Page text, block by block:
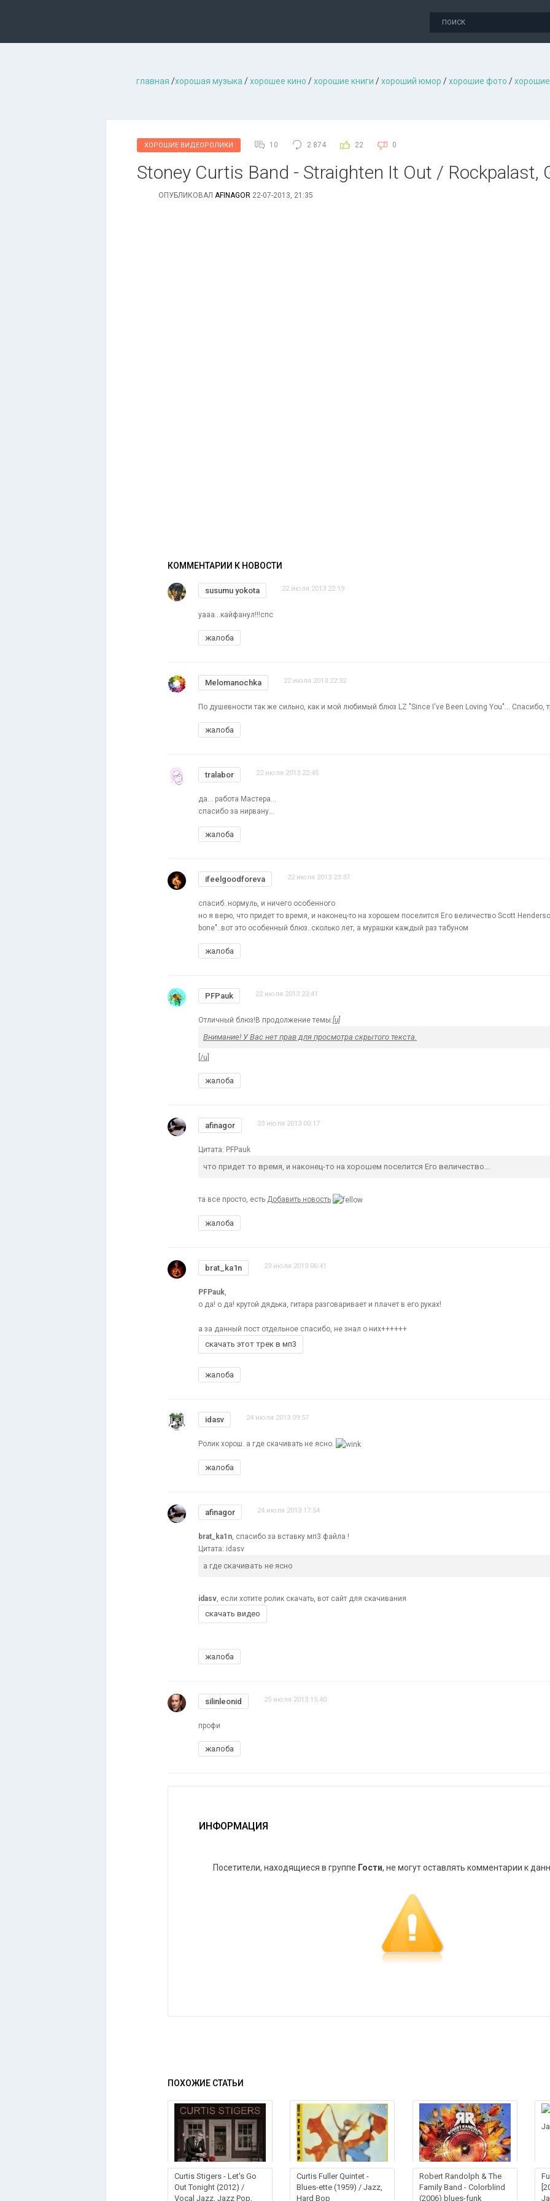
главная /хорошая музыкa /хорошее кино /хорошие книги /хороший юмор /хорошие фото /
ХОРОШИЕ ВИДЕОРОЛИКИ 10 2 874 22 0
Stoney Curtis Band - Straighten It Out / Rockpalast,
ОПУБЛИКОВАЛ AFINAGOR 22-07-2013, 21:35
КОММЕНТАРИИ К НОВОСТИ
susumu yokota 22 июля 2013 22:19
уааа...кайфанул!!!спс
жалоба
Melomanochka 22 июля 2013 22:32
По душевности так же сильно, как и мой любимый блюз LZ "Since I've Been Loving You"... Спасибо,
жалоба
tralabor 22 июля 2013 22:45
да... работа Мастера...
спасибо за нирвану...
жалоба
ifeelgoodforeva 22 июля 2013 23:37
спасиб..нормуль, и ничего особенного
но я верю, что придет то время, и наконец-то на хорошем поселится Его величество Scott
bone"..вот это особенный блюз..сколько лет, а мурашки каждый раз табуном
жалоба
PFPauk 22 июля 2013 23:41
Отличный блюз!В продолжение темы:[u]
Внимание! У Вас нет прав для просмотра скрытого текста.
[/u]
жалоба
afinagor 23 июля 2013 00:17
Цитата: PFPauk
что придет то время, и наконец-то на хорошем поселится Его величество...
та все просто, есть Добавить новость
жалоба
brat_ka1n 23 июля 2013 06:41
PFPauk,
о да! о да! крутой дядька, гитара разговаривает и плачет в его руках!
а за данный пост отдельное спасибо, не знал о них++++++
скачать этот трек в мп3
жалоба
idasv 24 июля 2013 09:57
Ролик хорош. а где скачивать не ясно.
жалоба
afinagor 24 июля 2013 17:54
brat_ka1n , спасибо за вставку мп3 файла !
Цитата: idasv
а где скачивать не ясно
idasv , если хотите ролик скачать, вот сайт для скачивания
скачать видео
жалоба
silinleonid 25 июля 2013 15:40
профи
жалоба
ИНФОРМАЦИЯ
Посетители, находящиеся в группе Гости, не могут оставлять комментарии к
ПОХОЖИЕ СТАТЬИ
Curtis Stigers - Let's Go
Out Tonight (2012) /
Vocal Jazz, Jazz Pop,
Curtis Fuller Quintet -
Blues-ette (1959) / Jazz,
Hard Bop
Robert Randolph & The
Family Band - Colorblind
(2006) blues-funk